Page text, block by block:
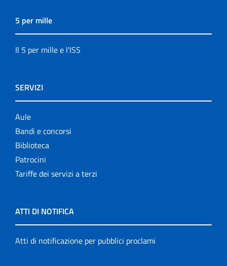
5 per mille
Il 5 per mille e l'ISS
SERVIZI
Aule
Bandi e concorsi
Biblioteca
Patrocini
Tariffe dei servizi a terzi
ATTI DI NOTIFICA
Atti di notificazione per pubblici proclami